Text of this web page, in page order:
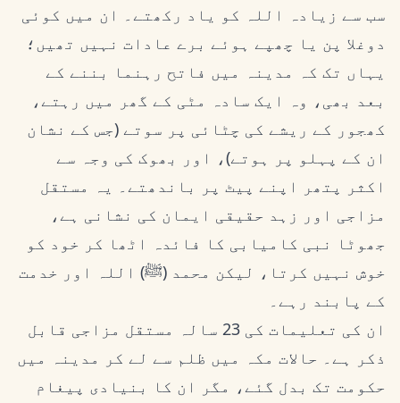
سب سے زیادہ اللہ کو یاد رکھتے۔ ان میں کوئی
دوغلا پن یا چھپے ہوئے برے عادات نہیں تھیں؛
یہاں تک کہ مدینہ میں فاتح رہنما بننے کے
بعد بھی، وہ ایک سادہ مٹی کے گھر میں رہتے،
کھجور کے ریشے کی چٹائی پر سوتے (جس کے نشان
ان کے پہلو پر ہوتے)، اور بھوک کی وجہ سے
اکثر پتھر اپنے پیٹ پر باندھتے۔ یہ مستقل
مزاجی اور زہد حقیقی ایمان کی نشانی ہے،
جھوٹا نبی کامیابی کا فائدہ اٹھا کر خود کو
خوش نہیں کرتا، لیکن محمد (ﷺ) اللہ اور خدمت
کے پابند رہے۔
ان کی تعلیمات کی 23 سالہ مستقل مزاجی قابل
ذکر ہے۔ حالات مکہ میں ظلم سے لے کر مدینہ میں
حکومت تک بدل گئے، مگر ان کا بنیادی پیغام